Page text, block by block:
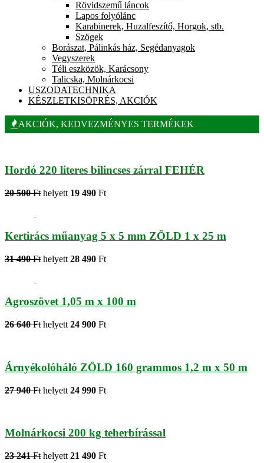
Rövidszemű láncok
Lapos folyólánc
Karabinerek, Huzalfeszítő, Horgok, stb.
Szögek
Borászat, Pálinkás ház, Segédanyagok
Vegyszerek
Téli eszközök, Karácsony
Talicska, Molnárkocsi
USZODATECHNIKA
KÉSZLETKISÖPRÉS, AKCIÓK
AKCIÓK, KEDVEZMÉNYES TERMÉKEK
Hordó 220 literes bilincses zárral FEHÉR
20 500 Ft helyett 19 490 Ft
Kertirács műanyag 5 x 5 mm ZÖLD 1 x 25 m
31 490 Ft helyett 28 490 Ft
Agroszövet 1,05 m x 100 m
26 640 Ft helyett 24 900 Ft
Árnyékolóháló ZÖLD 160 grammos 1,2 m x 50 m
27 940 Ft helyett 24 990 Ft
Molnárkocsi 200 kg teherbírással
23 241 Ft helyett 21 490 Ft